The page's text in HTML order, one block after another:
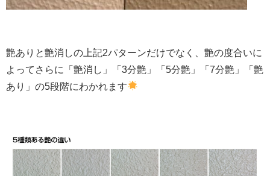
艶ありと艶消しの上記2パターンだけでなく、艶の度合いに
よってさらに「艶消し」「3分艶」「5分艶」「7分艶」「艶
あり」の5段階にわかれます